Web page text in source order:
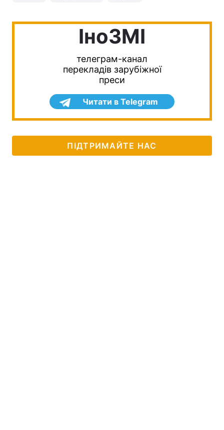
IноЗМI
телеграм-канал
перекладів зарубіжної
преси
Читати в Telegram
ПІДТРИМАЙТЕ НАС